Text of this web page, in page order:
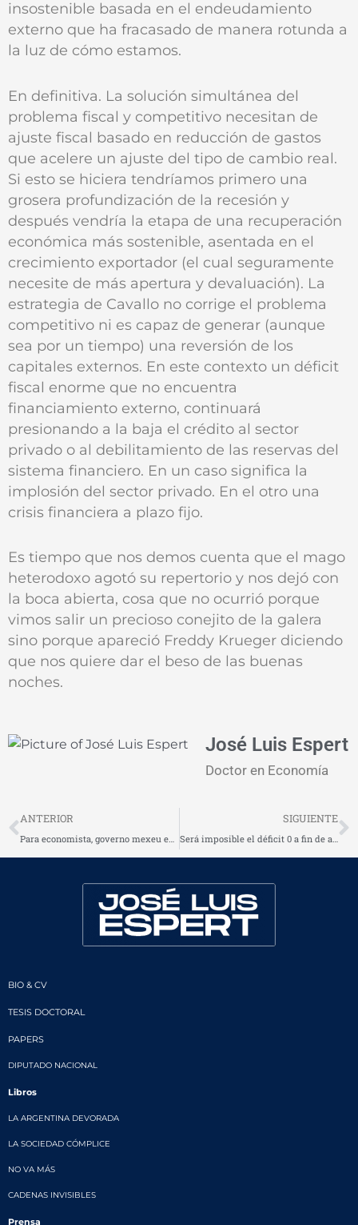
insostenible basada en el endeudamiento
externo que ha fracasado de manera rotunda a
la luz de cómo estamos.
En definitiva. La solución simultánea del
problema fiscal y competitivo necesitan de
ajuste fiscal basado en reducción de gastos
que acelere un ajuste del tipo de cambio real.
Si esto se hiciera tendríamos primero una
grosera profundización de la recesión y
después vendría la etapa de una recuperación
económica más sostenible, asentada en el
crecimiento exportador (el cual seguramente
necesite de más apertura y devaluación). La
estrategia de Cavallo no corrige el problema
competitivo ni es capaz de generar (aunque
sea por un tiempo) una reversión de los
capitales externos. En este contexto un déficit
fiscal enorme que no encuentra
financiamiento externo, continuará
presionando a la baja el crédito al sector
privado o al debilitamiento de las reservas del
sistema financiero. En un caso significa la
implosión del sector privado. En el otro una
crisis financiera a plazo fijo.
Es tiempo que nos demos cuenta que el mago
heterodoxo agotó su repertorio y nos dejó con
la boca abierta, cosa que no ocurrió porque
vimos salir un precioso conejito de la galera
sino porque apareció Freddy Krueger diciendo
que nos quiere dar el beso de las buenas
noches.
José Luis Espert
Doctor en Economía
Prev
ANTERIOR SIGUIENTE
Será imposible el déficit 0 a fin de año
BIO & CV
TESIS DOCTORAL
PAPERS
DIPUTADO NACIONAL
Libros
LA ARGENTINA DEVORADA
LA SOCIEDAD CÓMPLICE
NO VA MÁS
CADENAS INVISIBLES
Prensa